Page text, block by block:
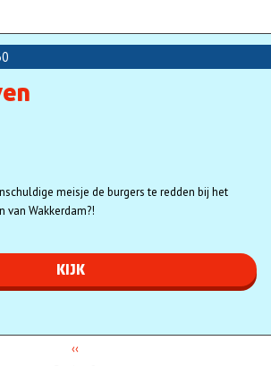
meisje de burgers te redden bij het
van Wakkerdam?!
KIJK
Vorige
‹‹